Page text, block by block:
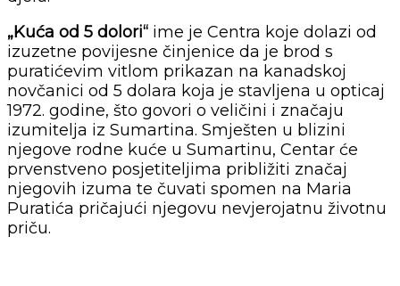
„Kuća od 5 dolori“ ime je Centra koje dolazi od
izuzetne povijesne činjenice da je brod s
puratićevim vitlom prikazan na kanadskoj
novčanici od 5 dolara koja je stavljena u opticaj
1972. godine, što govori o veličini i značaju
izumitelja iz Sumartina. Smješten u blizini
njegove rodne kuće u Sumartinu, Centar će
prvenstveno posjetiteljima približiti značaj
njegovih izuma te čuvati spomen na Maria
Puratića pričajući njegovu nevjerojatnu životnu
priču.